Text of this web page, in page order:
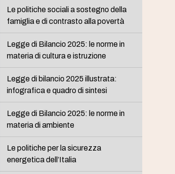
Le politiche sociali a sostegno della
famiglia e di contrasto alla povertà
Legge di Bilancio 2025: le norme in
materia di cultura e istruzione
Legge di bilancio 2025 illustrata:
infografica e quadro di sintesi
Legge di Bilancio 2025: le norme in
materia di ambiente
Le politiche per la sicurezza
energetica dell’Italia